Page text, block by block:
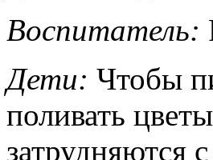
Воспитатель:
Дети: Чтобы
поливать
затрудняются